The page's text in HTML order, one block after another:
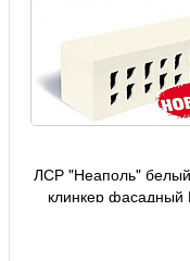
ЛСР "Неаполь" белый
клинкер